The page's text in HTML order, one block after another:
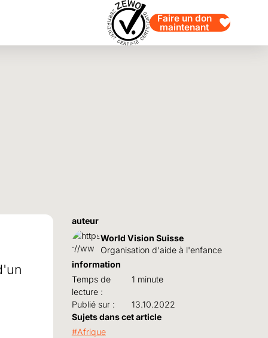
Faire un don
maintenant
auteur
World Vision Suisse
Organisation d'aide à l'enfance
information
Temps de
lecture :
1 minute
Publié sur :
13.10.2022
Sujets dans cet article
Afrique